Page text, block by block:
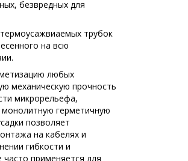
безвредных для
трубок
на всю
любых
механическую прочность
микрорельефа,
герметичную
позволяет
на кабелях и
гибкости и
применяется для